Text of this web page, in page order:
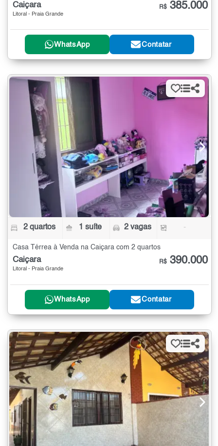
Caiçara
Litoral - Praia Grande
R$ 385.000
WhatsApp Contatar
2 quartos 1 suíte 2 vagas -
Casa Térrea à Venda na Caiçara com 2 quartos
Caiçara
Litoral - Praia Grande
R$ 390.000
WhatsApp Contatar